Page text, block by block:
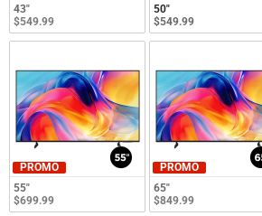
43"
$549.99
50"
$549.99
PROMO
55"
$699.99
PROMO
65"
$849.99